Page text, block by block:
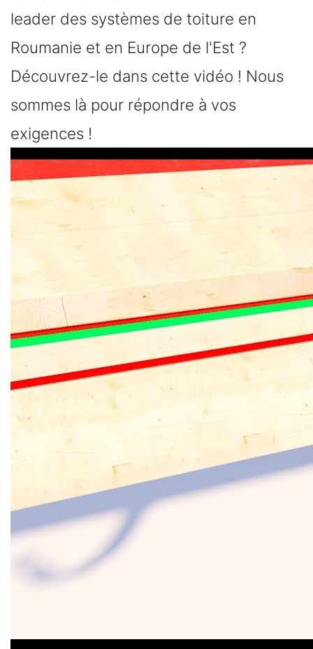
leader des systèmes de toiture en
Roumanie et en Europe de l'Est ?
Découvrez-le dans cette vidéo ! Nous
sommes là pour répondre à vos
exigences !